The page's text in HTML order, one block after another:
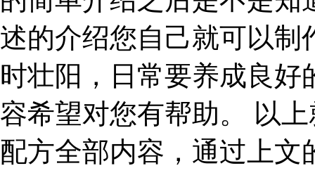
述的介绍您自己就可以制
时壮阳，日常要养成良
容希望对您有帮助。 以
配方全部内容，通过上文